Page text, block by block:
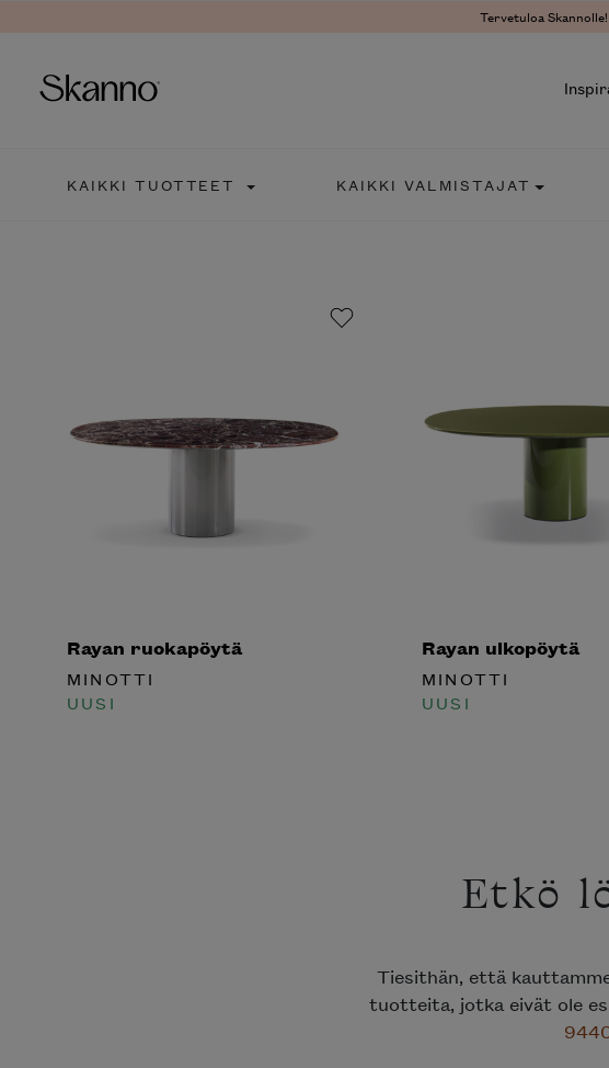
Tervetuloa
KAIKKI TUOTTEET KAIKKI VALMISTAJAT
Rayan ruokapöytä
MINOTTI
UUSI
Rayan ulkopöytä
MINOTTI
UUSI
Etkö
Tiesithän, että
tuotteita, jotka eivät ole
9440